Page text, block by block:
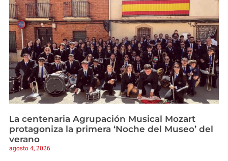
La centenaria Agrupación Musical Mozart
protagoniza la primera ‘Noche del Museo’ del
verano
agosto 4, 2026